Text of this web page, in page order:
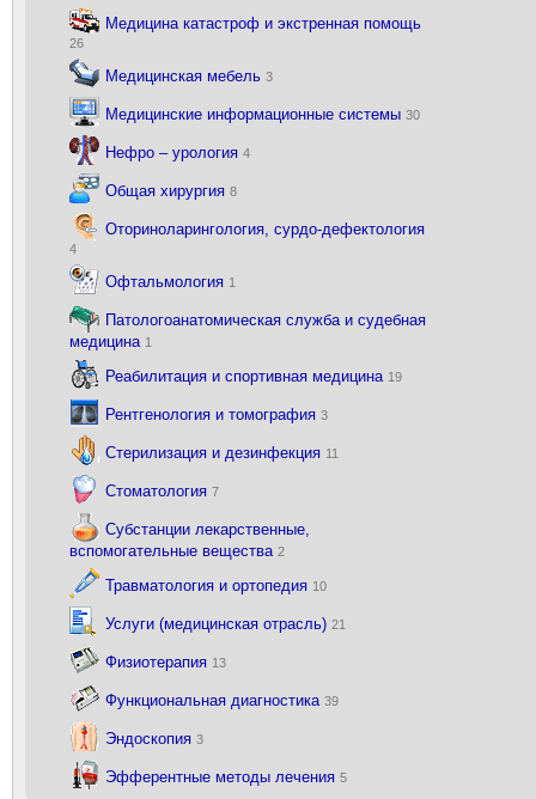
Медицина катастроф и экстренная помощь
26
Медицинская мебель 3
Медицинские информационные системы 30
Нефро – урология 4
Общая хирургия 8
Оториноларингология, сурдо-дефектология
4
Офтальмология 1
Патологоанатомическая служба и судебная
медицина 1
Реабилитация и спортивная медицина 19
Рентгенология и томография 3
Стерилизация и дезинфекция 11
Стоматология 7
Субстанции лекарственные,
вспомогательные вещества 2
Травматология и ортопедия 10
Услуги (медицинская отрасль) 21
Физиотерапия 13
Функциональная диагностика 39
Эндоскопия 3
Эфферентные методы лечения 5